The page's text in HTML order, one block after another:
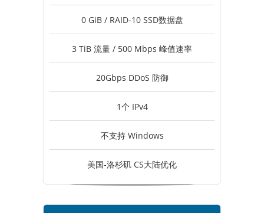
0 GiB / RAID-10 SSD数据盘
3 TiB 流量 / 500 Mbps 峰值速率
20Gbps DDoS 防御
1个 IPv4
不支持 Windows
美国-洛杉矶 CS大陆优化